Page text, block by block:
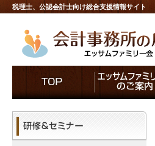
税理士、公認会計士向け総合支援情報サイト